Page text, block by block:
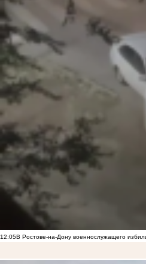
12:05В Ростове-на-Дону военнослужащего